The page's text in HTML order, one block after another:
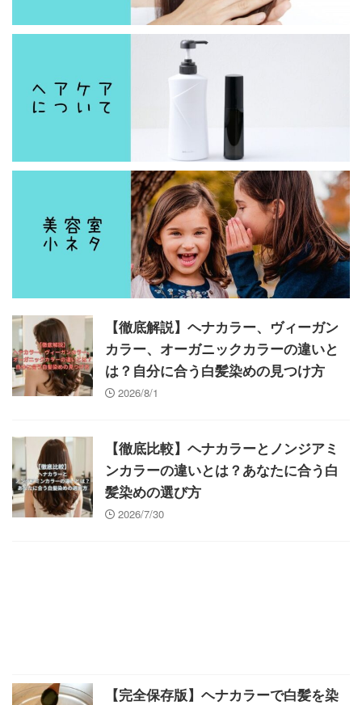
【徹底解説】ヘナカラー、ヴィーガン
カラー、オーガニックカラーの違いと
は？自分に合う白髪染めの見つけ方
2026/8/1
【徹底比較】ヘナカラーとノンジアミ
ンカラーの違いとは？あなたに合う白
髪染めの選び方
2026/7/30
【完全保存版】ヘナカラーで白髪を染